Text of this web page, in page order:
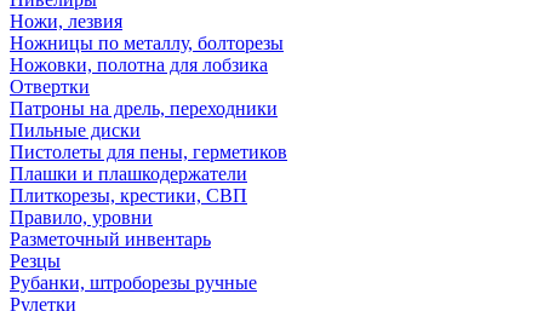
Ножи, лезвия
Ножницы по металлу, болторезы
Ножовки, полотна для лобзика
Отвертки
Патроны на дрель, переходники
Пильные диски
Пистолеты для пены, герметиков
Плашки и плашкодержатели
Плиткорезы, крестики, СВП
Правило, уровни
Разметочный инвентарь
Резцы
Рубанки, штроборезы ручные
Рулетки